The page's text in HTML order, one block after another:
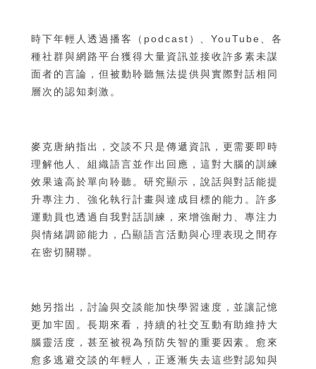
時下年輕人透過播客（podcast）、YouTube、各
種社群與網路平台獲得大量資訊並接收許多素未謀
面者的言論，但被動聆聽無法提供與實際對話相同
層次的認知刺激。
麥克唐納指出，交談不只是傳遞資訊，更需要即時
理解他人、組織語言並作出回應，這對大腦的訓練
效果遠高於單向聆聽。研究顯示，說話與對話能提
升專注力、強化執行計畫與達成目標的能力。許多
運動員也透過自我對話訓練，來增強耐力、專注力
與情緒調節能力，凸顯語言活動與心理表現之間存
在密切關聯。
她另指出，討論與交談能加快學習速度，並讓記憶
更加牢固。長期來看，持續的社交互動有助維持大
腦靈活度，甚至被視為預防失智的重要因素。愈來
愈多逃避交談的年輕人，正逐漸失去這些對認知與